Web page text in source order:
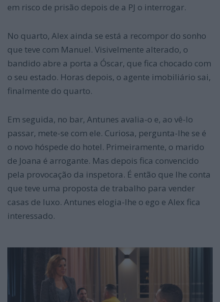
em risco de prisão depois de a PJ o interrogar.
No quarto, Alex ainda se está a recompor do sonho
que teve com Manuel. Visivelmente alterado, o
bandido abre a porta a Óscar, que fica chocado com
o seu estado. Horas depois, o agente imobiliário sai,
finalmente do quarto.
Em seguida, no bar, Antunes avalia-o e, ao vê-lo
passar, mete-se com ele. Curiosa, pergunta-lhe se é
o novo hóspede do hotel. Primeiramente, o marido
de Joana é arrogante. Mas depois fica convencido
pela provocação da inspetora. É então que lhe conta
que teve uma proposta de trabalho para vender
casas de luxo. Antunes elogia-lhe o ego e Alex fica
interessado.